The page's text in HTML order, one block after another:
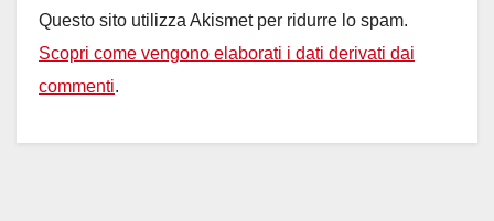
Questo sito utilizza Akismet per ridurre lo spam.
Scopri come vengono elaborati i dati derivati dai
commenti.